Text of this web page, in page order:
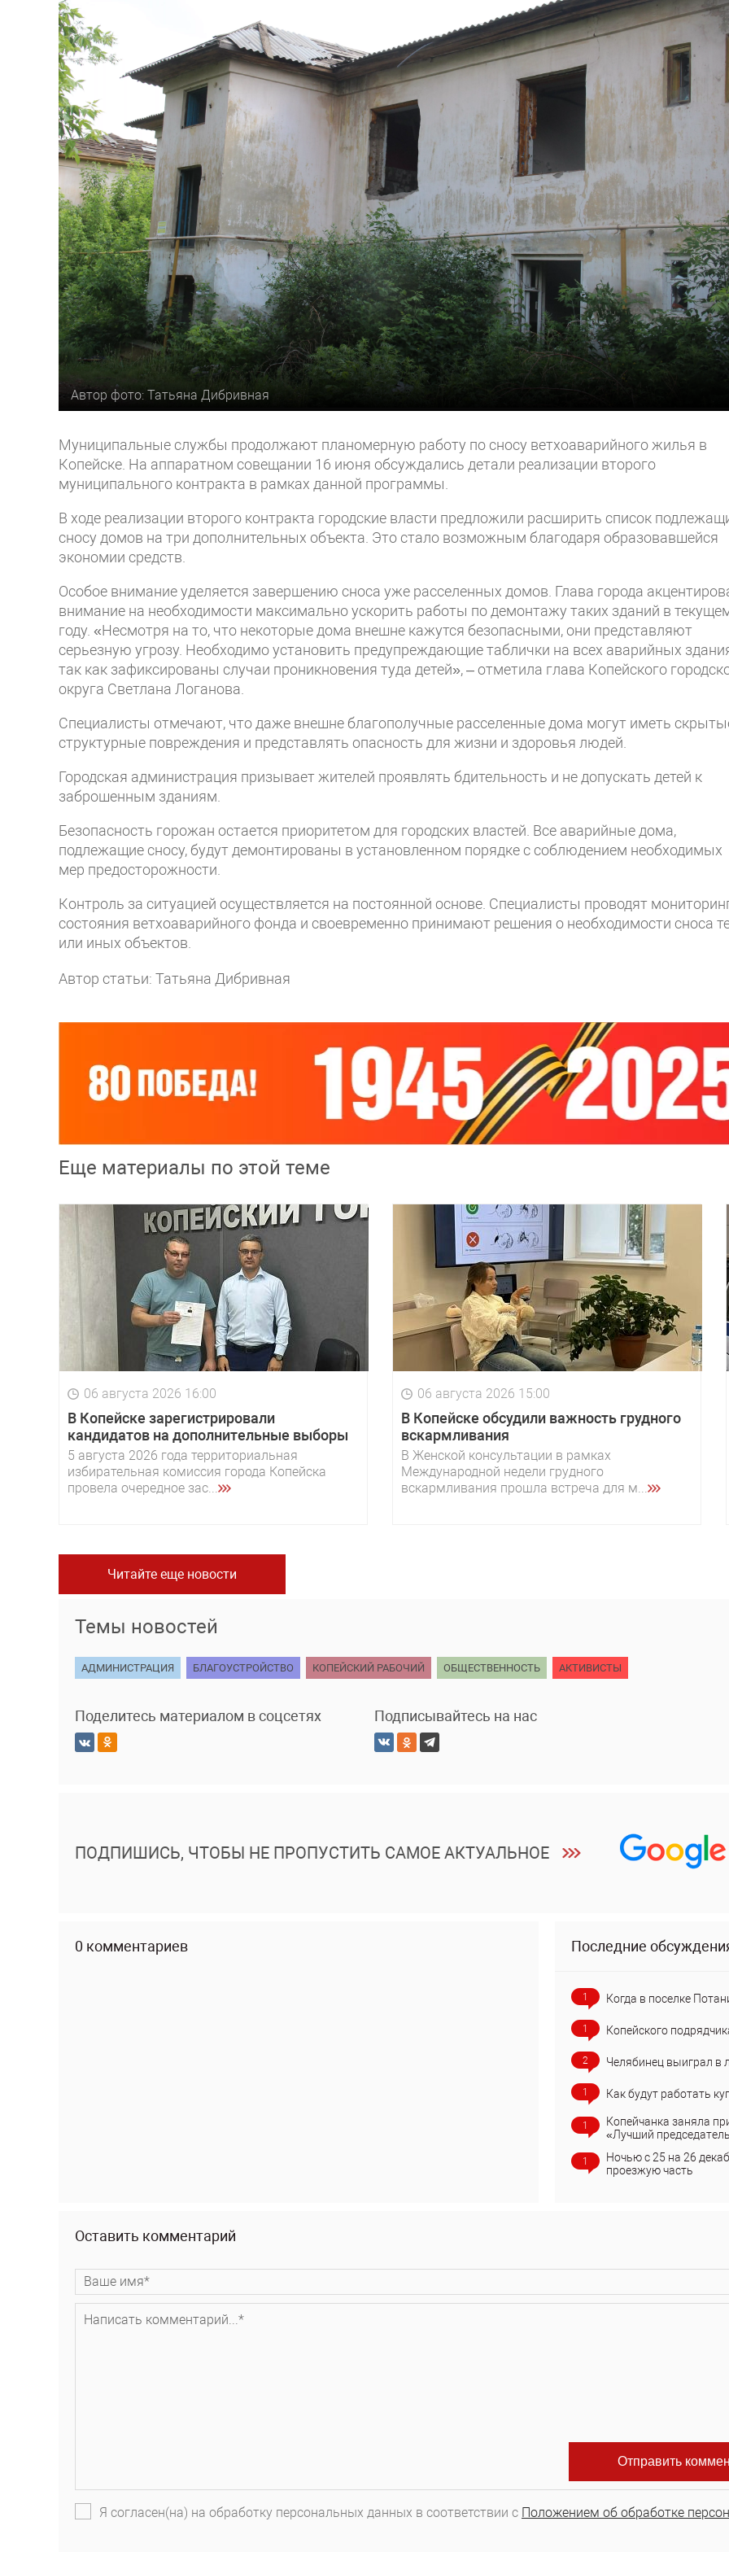
Автор фото: Татьяна Дибривная
Муниципальные службы продолжают планомерную работу по сносу ветхоаварийного жилья в
Копейске. На аппаратном совещании 16 июня обсуждались детали реализации второго
муниципального контракта в рамках данной программы.
В ходе реализации второго контракта городские власти предложили расширить список
сносу домов на три дополнительных объекта. Это стало возможным благодаря образовавшейся
экономии средств.
Особое внимание уделяется завершению сноса уже расселенных домов. Глава города
внимание на необходимости максимально ускорить работы по демонтажу таких зданий в
году. «Несмотря на то, что некоторые дома внешне кажутся безопасными, они представляют
серьезную угрозу. Необходимо установить предупреждающие таблички на всех аварийных
так как зафиксированы случаи проникновения туда детей», – отметила глава Копейского
округа Светлана Логанова.
Специалисты отмечают, что даже внешне благополучные расселенные дома могут иметь
структурные повреждения и представлять опасность для жизни и здоровья людей.
Городская администрация призывает жителей проявлять бдительность и не допускать детей к
заброшенным зданиям.
Безопасность горожан остается приоритетом для городских властей. Все аварийные дома,
подлежащие сносу, будут демонтированы в установленном порядке с соблюдением необходимых
мер предосторожности.
Контроль за ситуацией осуществляется на постоянной основе. Специалисты проводят
состояния ветхоаварийного фонда и своевременно принимают решения о необходимости сноса
или иных объектов.
Автор статьи: Татьяна Дибривная
Еще материалы по этой теме
06 августа 2026 16:00
В Копейске зарегистрировали
кандидатов на дополнительные выборы
5 августа 2026 года территориальная
избирательная комиссия города Копейска
провела очередное зас...
06 августа 2026 15:00
В Копейске обсудили важность грудного
вскармливания
В Женской консультации в рамках
Международной недели грудного
вскармливания прошла встреча для м...
Читайте еще новости
Темы новостей
АДМИНИСТРАЦИЯ БЛАГОУСТРОЙСТВО КОПЕЙСКИЙ РАБОЧИЙ ОБЩЕСТВЕННОСТЬ АКТИВИСТЫ
Поделитесь материалом в соцсетях Подписывайтесь на нас
ПОДПИШИСЬ, ЧТОБЫ НЕ ПРОПУСТИТЬ САМОЕ АКТУАЛЬНОЕ
0 комментариев Последние
1 Когда в поселке
1 Копейского
2 Челябинец выиграл в
1 Как будут работать
1
Копейчанка заняла
«Лучший
1
Ночью с 25 на 26
проезжую часть
Оставить комментарий
Я согласен(на) на обработку персональных данных в соответствии с Положением об обработке